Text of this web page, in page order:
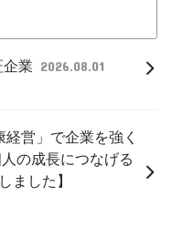
業 2026.08.01
経営」で企業を強く
の成長につなげる
ました】